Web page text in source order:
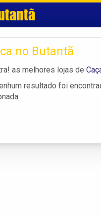
no Butantã
as melhores lojas de
resultado foi